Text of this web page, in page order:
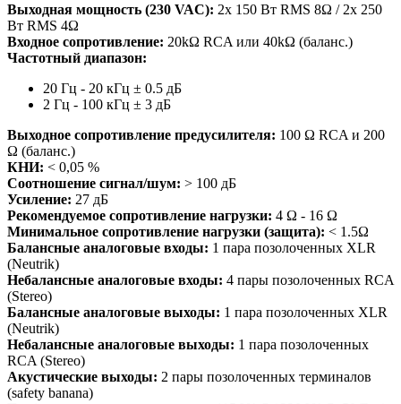
Выходная мощность (230 VAC): 2x 150 Вт RMS 8Ω / 2x 250
Вт RMS 4Ω
Входное сопротивление: 20kΩ RCA или 40kΩ (баланс.)
Частотный диапазон:
20 Гц - 20 кГц ± 0.5 дБ
2 Гц - 100 кГц ± 3 дБ
Выходное сопротивление предусилителя: 100 Ω RCA и 200
Ω (баланс.)
КНИ: < 0,05 %
Соотношение сигнал/шум: > 100 дБ
Усиление: 27 дБ
Рекомендуемое сопротивление нагрузки: 4 Ω - 16 Ω
Минимальное сопротивление нагрузки (защита): < 1.5Ω
Балансные аналоговые входы: 1 пара позолоченных XLR
(Neutrik)
Небалансные аналоговые входы: 4 пары позолоченных RCA
(Stereo)
Балансные аналоговые выходы: 1 пара позолоченных XLR
(Neutrik)
Небалансные аналоговые выходы: 1 пара позолоченных
RCA (Stereo)
Акустические выходы: 2 пары позолоченных терминалов
(safety banana)